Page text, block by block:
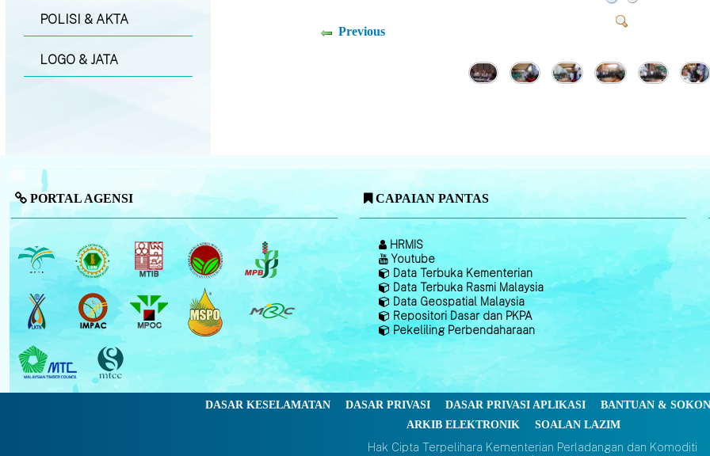
POLISI & AKTA
LOGO & JATA
Previous
PORTAL AGENSI CAPAIAN PANTAS
HRMIS
Youtube
Data Terbuka Kementerian
Data Terbuka Rasmi Malaysia
Data Geospatial Malaysia
Repositori Dasar dan PKPA
Pekeliling Perbendaharaan
DASAR KESELAMATAN DASAR PRIVASI DASAR PRIVASI APLIKASI
BANTUAN &
ARKIB ELEKTRONIK
SOALAN LAZIM
Hak Cipta Terpelihara Kementerian Perladangan dan Komoditi